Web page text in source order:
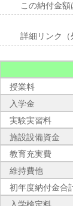
この納付金額
詳細リンク（
授業料
入学金
実験実習料
施設設備資金
教育充実費
維持費他
初年度納付金合